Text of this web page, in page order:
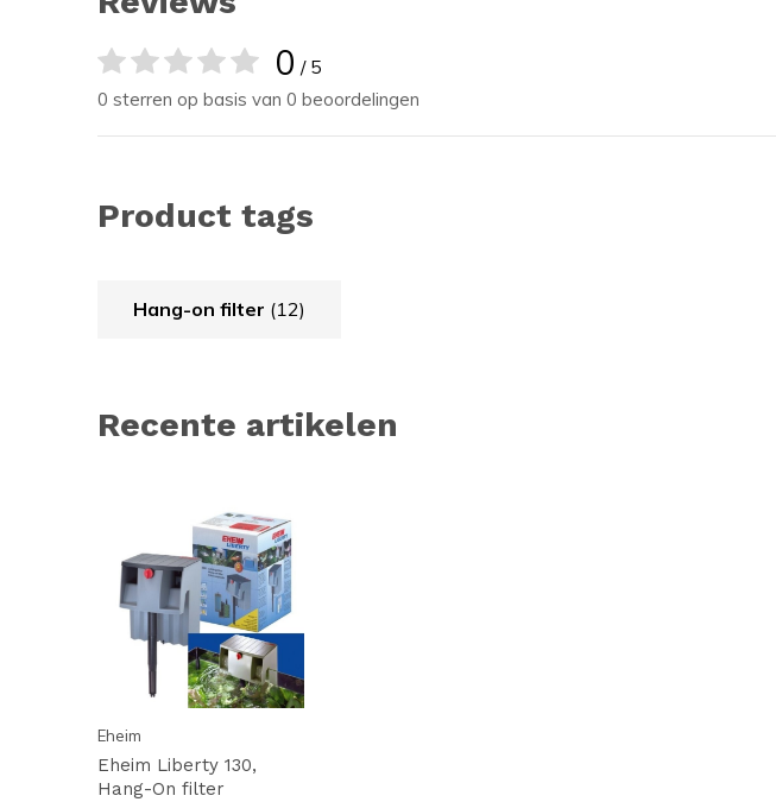
0 / 5
0 sterren op basis van 0 beoordelingen
Product tags
Hang-on filter (12)
Recente artikelen
Eheim
Eheim Liberty 130,
Hang-On filter